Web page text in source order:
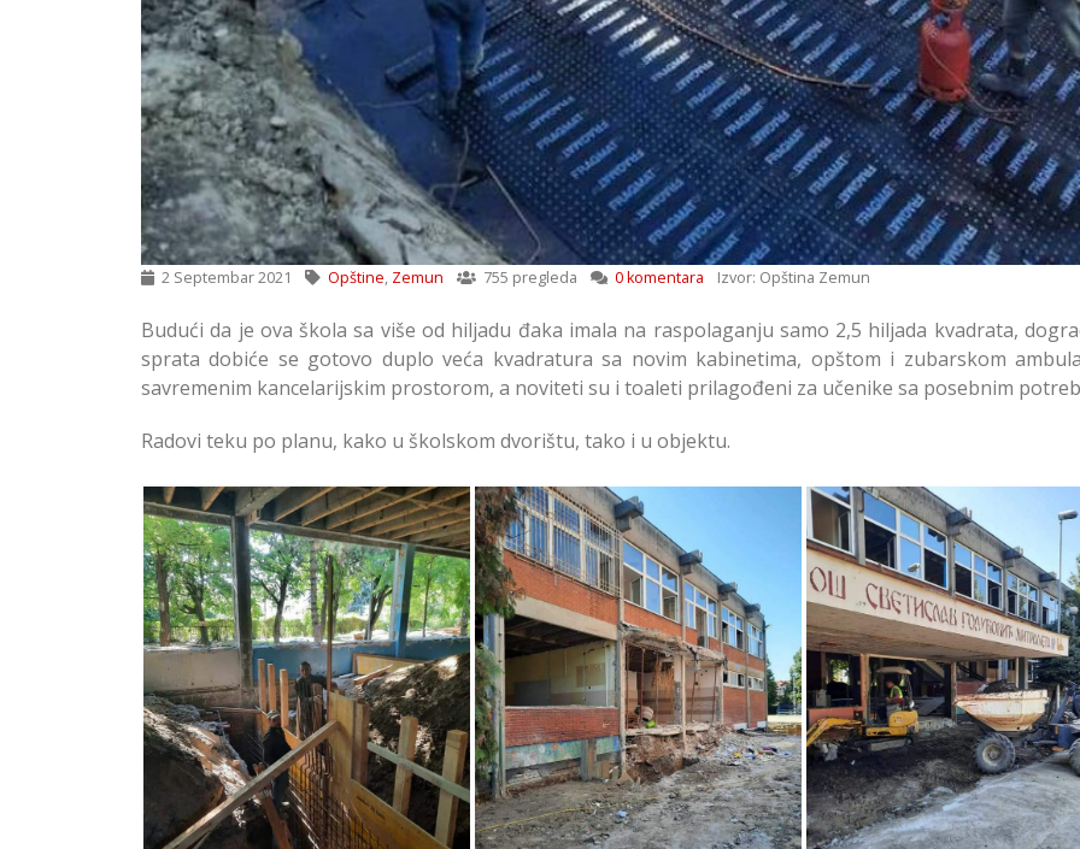
2 Septembar 2021 Opštine, Zemun 755 pregleda 0 komentara Izvor: Opština Zemun
Budući da je ova škola sa više od hiljadu đaka imala na raspolaganju samo 2,5 hiljada kvadrata,
sprata dobiće se gotovo duplo veća kvadratura sa novim kabinetima, opštom i zubarskom
savremenim kancelarijskim prostorom, a noviteti su i toaleti prilagođeni za učenike sa posebnim
Radovi teku po planu, kako u školskom dvorištu, tako i u objektu.
Duplo Veća Škola Svetislav
Golubović Mitraljeta u
Zemunu
Duplo Veća Škola Svetislav
Golubović Mitraljeta Zemun
Duplo Veća Škola
Golubović Mitraljeta